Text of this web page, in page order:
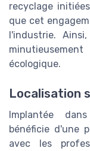
recyclage
que cet
l'industrie.
écologique.
Localisation
Implantée
bénéficie d'une
avec les